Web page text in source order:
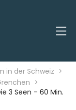
in der Schweiz >
>
3 Seen – 60 Min.